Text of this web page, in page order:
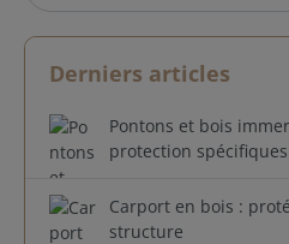
Derniers articles
Pontons et bois
protection spécifiques
Carport en bois :
structure